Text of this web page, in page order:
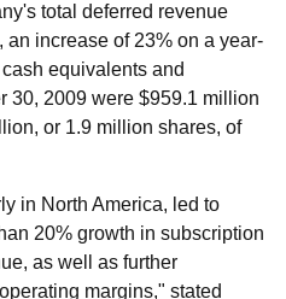
total deferred revenue
increase of 23% on a year-
equivalents and
30, 2009 were $959.1 million
or 1.9 million shares, of
in North America, led to
20% growth in subscription
as well as further
margins," stated